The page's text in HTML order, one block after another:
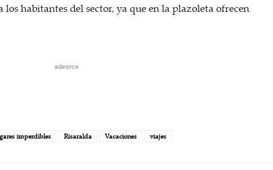
habitantes del sector, ya que en la plazoleta ofrecen
adesnce
imperdibles Risaralda Vacaciones viajes